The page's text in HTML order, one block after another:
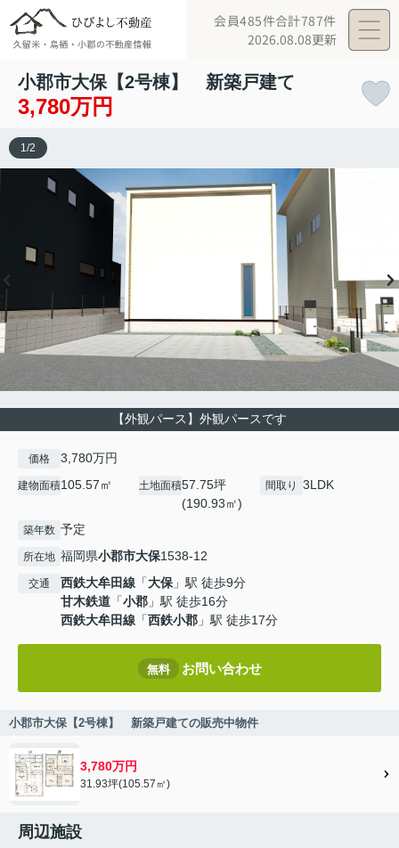
会員485件合計787件
2026.08.08更新
小郡市大保【2号棟】 新築戸建て
3,780万円
【外観パース】外観パースです
1/2
価格 3,780万円
建物面積105.57㎡ 土地面積57.75坪
(190.93㎡)
間取り 3LDK
築年数 予定
所在地 福岡県小郡市大保1538-12
交通 西鉄大牟田線 「大保」駅 徒歩9分
甘木鉄道 「小郡 」駅 徒歩16分
西鉄大牟田線 「西鉄小郡 」駅 徒歩17分
無料 お問い合わせ
小郡市大保【2号棟】 新築戸建ての販売中物件
3,780万円
31.93坪(105.57㎡)
周辺施設